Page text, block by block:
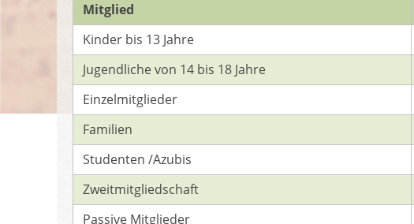
Mitglied
Kinder bis 13 Jahre
Jugendliche von 14 bis 18 Jahre
Einzelmitglieder
Familien
Studenten /Azubis
Zweitmitgliedschaft
Passive Mitglieder